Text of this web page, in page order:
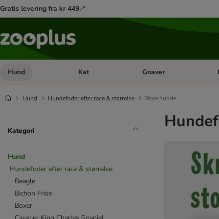
Gratis levering fra kr 449,-*
Hund Åben kategori menu: Hund
Kat Åben kategori menu: Kat
Gnaver
Hund Hundefoder efter race & størrelse Store hunde
Kategori
Hund
Hundefoder efter race & størrelse
Beagle
Bichon Frise
Boxer